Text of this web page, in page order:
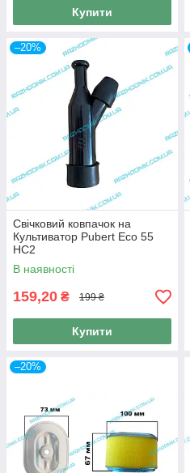
Купити
–20%
Свічковий ковпачок на
Культиватор Pubert Eco 55
HC2
В наявності
159,20 ₴ 199 ₴
Купити
–20%